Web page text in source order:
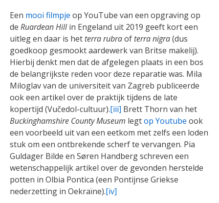
Een mooi filmpje op YouTube van een opgraving op
de Ruardean Hillin Engeland uit 2019 geeft kort een
uitleg en daar is het terra rubraof terra nigra(dus
goedkoop gesmookt aardewerk van Britse makelij).
Hierbij denkt men dat de afgelegen plaats in een bos
de belangrijkste reden voor deze reparatie was. Mila
Miloglav van de universiteit van Zagreb publiceerde
ook een artikel over de praktijk tijdens de late
kopertijd (Vučedol-cultuur).[iii] Brett Thorn van het
Buckinghamshire County Museum legtop Youtube ook
een voorbeeld uit van een eetkom met zelfs een loden
stuk om een ontbrekende scherf te vervangen. Pia
Guldager Bilde en Søren Handberg schreven een
wetenschappelijk artikel over de gevonden herstelde
potten in Olbia Pontica (een Pontijnse Griekse
nederzetting in Oekraïne).[iv]